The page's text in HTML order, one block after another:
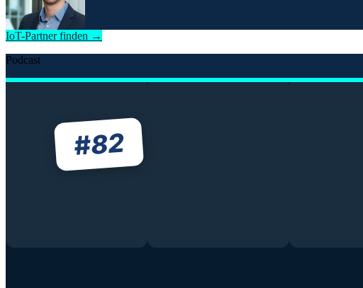
IoT-Partner finden →
Podcast
#82